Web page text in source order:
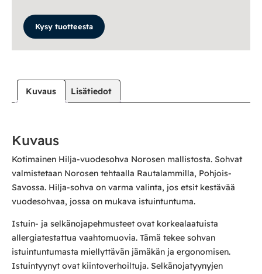
Kysy tuotteesta
Kuvaus Lisätiedot
Kuvaus
Kotimainen Hilja-vuodesohva Norosen mallistosta. Sohvat
valmistetaan Norosen tehtaalla Rautalammilla, Pohjois-
Savossa. Hilja-sohva on varma valinta, jos etsit kestävää
vuodesohvaa, jossa on mukava istuintuntuma.
Istuin- ja selkänojapehmusteet ovat korkealaatuista
allergiatestattua vaahtomuovia. Tämä tekee sohvan
istuintuntumasta miellyttävän jämäkän ja ergonomisen.
Istuintyynyt ovat kiintoverhoiltuja. Selkänojatyynyjen